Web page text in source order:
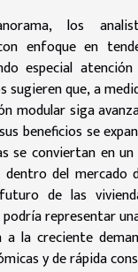
los
enfoque en
especial
sugieren que, a
modular siga
beneficios se
se conviertan en
del mercado
de las
representar
a la creciente
y de rápida